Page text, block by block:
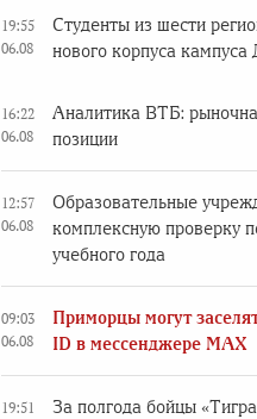
19:55
06.08
Студенты из шести
нового корпуса
16:22
06.08
Аналитика ВТБ:
позиции
12:57
06.08
Образовательные
комплексную проверку
учебного года
09:03
06.08
Приморцы могут
ID в мессенджере MAX
19:51
За полгода бойцы